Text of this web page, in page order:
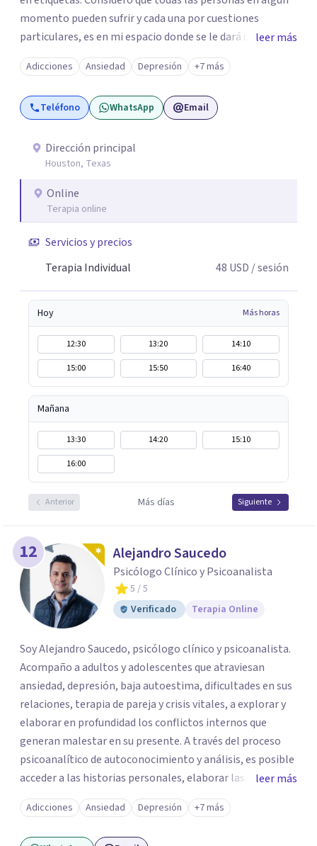
momento pueden sufrir y cada una por cuestiones
particulares, es en mi espacio donde se le dará un lugar a
esas cuestiones singulares de cada uno, para luego
generar cambios. Soy una persona en constante
formación, actualmente curso seminarios, una
especialización en psicoanálisis y también investigo.
leer más
Adicciones Ansiedad Depresión +7 más
Teléfono WhatsApp Email
Dirección principal
Houston, Texas
Online
Terapia online
Servicios y precios
Terapia Individual
48 USD / sesión
Hoy Más horas
12:30 13:20
14:10
15:00
15:50 16:40
Mañana
13:30 14:20
15:10
16:00
Anterior Más días Siguiente
12 Alejandro Saucedo
Psicólogo Clínico y Psicoanalista
5 / 5
Verificado
Terapia Online
Soy Alejandro Saucedo, psicólogo clínico y psicoanalista.
Acompaño a adultos y adolescentes que atraviesan
ansiedad, depresión, baja autoestima, dificultades en sus
relaciones, terapia de pareja y crisis vitales, a explorar y
elaborar en profundidad los conflictos internos que
generan malestar en su presente. A través del proceso
psicoanalítico de autoconocimiento y análisis, es posible
acceder a las historias personales, elaborar las
experiencias del pasado y resignificarlas, liberando su
influencia para construir un futuro con mayor libertad y
autenticidad. La terapia psicoanalítica crea un espacio de
leer más
Adicciones Ansiedad Depresión +7 más